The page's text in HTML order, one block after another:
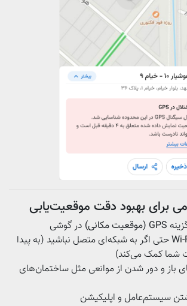
برای بهبود دقت موقعیت‌یابی
GPS (موقعیت مکانی)
در گوشی
حتی اگر به شبکه‌ای متصل نباشید (به پیدا
شما کمک می‌کند)
باز و دور شدن از موانعی مثل ساختمان‌های
سیستم‌عامل و اپلیکیشن